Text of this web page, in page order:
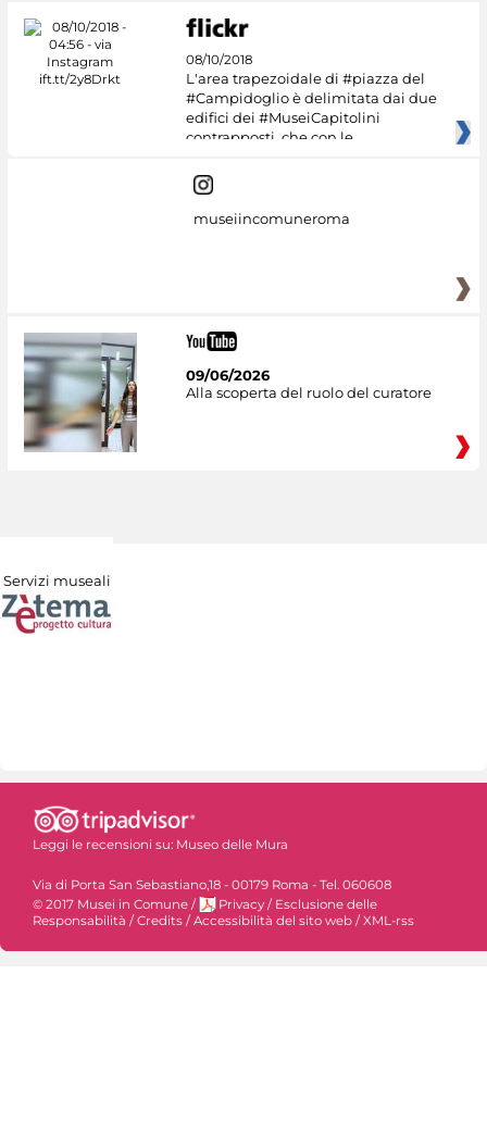
08/10/2018
L'area trapezoidale di #piazza del
#Campidoglio è delimitata dai due
edifici dei #MuseiCapitolini
contrapposti, che con le
museiincomuneroma
09/06/2026
Alla scoperta del ruolo del curatore
Servizi museali
Leggi le recensioni su: Museo delle Mura
Via di Porta San Sebastiano,18 - 00179 Roma - Tel. 060608
© 2017 Musei in Comune / Privacy / Esclusione delle
Responsabilità / Credits / Accessibilità del sito web / XML-rss